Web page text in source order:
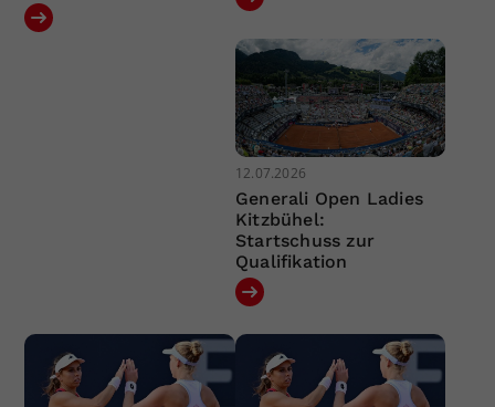
12.07.2026
Generali Open Ladies
Kitzbühel:
Startschuss zur
Qualifikation